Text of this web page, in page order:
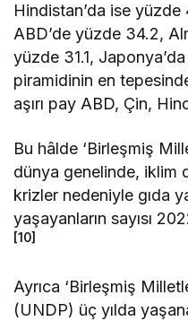
Hindistan’da ise yüzde
ABD’de yüzde 34.2,
yüzde 31.1,
piramidinin en
aşırı pay ABD, Çin,
Bu hâlde ‘Birleşmiş
dünya genelinde, iklim
krizler nedeniyle gıda
yaşayanların sayısı
[10]
Ayrıca ‘Birleşmiş
(UNDP) üç yılda